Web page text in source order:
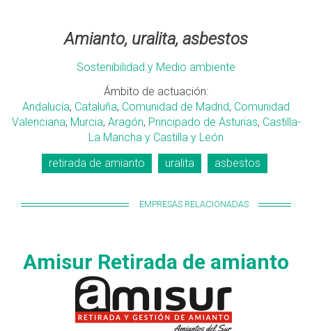
Amianto, uralita, asbestos
Sostenibilidad y Medio ambiente
Ámbito de actuación:
Andalucía, Cataluña, Comunidad de Madrid, Comunidad
Valenciana, Murcia, Aragón, Principado de Asturias, Castilla-
La Mancha y Castilla y León
retirada de amianto
uralita asbestos
EMPRESAS RELACIONADAS
Amisur Retirada de amianto